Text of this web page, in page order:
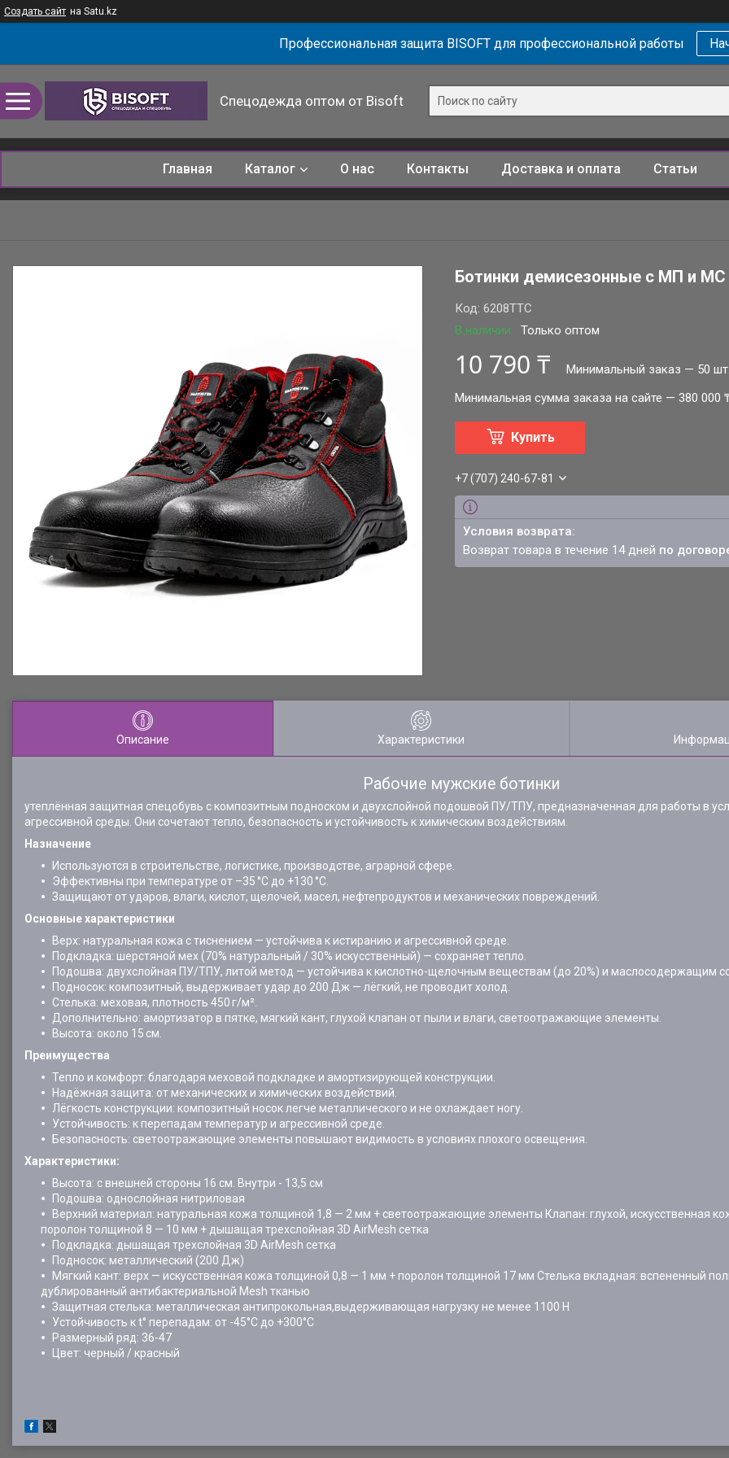
Создать сайт на Satu.kz
Профессиональная защита BISOFT для профессиональной работы
Спецодежда оптом от Bisoft
Главная Каталог О нас Контакты Доставка и оплата Статьи
Ботинки демисезонные с МП и
В наличии Только оптом
Код:6208ТТС
10 790 ₸
Минимальный заказ — 50 шт.
Минимальная сумма заказа на сайте — 380 000
Купить
+7 (707) 240-67-81
возврат товара в течение 14 дней по
Описание Характеристики
Рабочие мужские ботинки
утеплённая защитная спецобувь с композитным подноском и двухслойной подошвой ПУ/ТПУ, предназначенная для работы в
агрессивной среды. Они сочетают тепло, безопасность и устойчивость к химическим воздействиям.
Назначение
Используются в строительстве, логистике, производстве, аграрной сфере.
Эффективны при температуре от –35 °C до +130 °C.
Защищают от ударов, влаги, кислот, щелочей, масел, нефтепродуктов и механических повреждений.
Основные характеристики
Верх: натуральная кожа с тиснением — устойчива к истиранию и агрессивной среде.
Подкладка: шерстяной мех (70% натуральный / 30% искусственный) — сохраняет тепло.
Подошва: двухслойная ПУ/ТПУ, литой метод — устойчива к кислотно-щелочным веществам (до 20%) и маслосодержащим
Подносок: композитный, выдерживает удар до 200 Дж — лёгкий, не проводит холод.
Стелька: меховая, плотность 450 г/м².
Дополнительно: амортизатор в пятке, мягкий кант, глухой клапан от пыли и влаги, светоотражающие элементы.
Высота: около 15 см.
Преимущества
Тепло и комфорт: благодаря меховой подкладке и амортизирующей конструкции.
Надёжная защита: от механических и химических воздействий.
Лёгкость конструкции: композитный носок легче металлического и не охлаждает ногу.
Устойчивость: к перепадам температур и агрессивной среде.
Безопасность: светоотражающие элементы повышают видимость в условиях плохого освещения.
Характеристики:
Высота: с внешней стороны 16 см. Внутри - 13,5 см
Подошва: однослойная нитриловая
Верхний материал: натуральная кожа толщиной 1,8 — 2 мм + светоотражающие элементы Клапан: глухой, искусственная
поролон толщиной 8 — 10 мм + дышащая трехслойная 3D AirMesh сетка
Подкладка: дышащая трехслойная 3D AirMesh сетка
Подносок: металлический (200 Дж)
Мягкий кант: верх — искусственная кожа толщиной 0,8 — 1 мм + поролон толщиной 17 мм Стелька вкладная: вспененный
дублированный антибактериальной Mesh тканью
Защитная стелька: металлическая антипрокольная,выдерживающая нагрузку не менее 1100 Н
Устойчивость к t° перепадам: от -45°С до +300°С
Размерный ряд: 36-47
Цвет: черный / красный